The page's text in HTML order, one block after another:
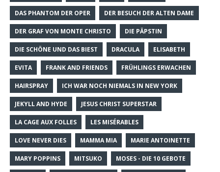
DAS PHANTOM DER OPER DER BESUCH DER ALTEN DAME
DER GRAF VON MONTE CHRISTO DIE PÄPSTIN
DIE SCHÖNE UND DAS BIEST DRACULA ELISABETH
EVITA FRANK AND FRIENDS FRÜHLINGS ERWACHEN
HAIRSPRAY ICH WAR NOCH NIEMALS IN NEW YORK
JEKYLL AND HYDE JESUS CHRIST SUPERSTAR
LA CAGE AUX FOLLES LES MISÉRABLES
LOVE NEVER DIES MAMMA MIA MARIE ANTOINETTE
MARY POPPINS MITSUKO MOSES - DIE 10 GEBOTE